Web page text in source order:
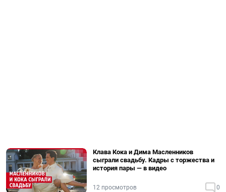
Клава Кока и Дима Масленников
сыграли свадьбу. Кадры с торжества и
история пары — в видео
12 просмотров 0